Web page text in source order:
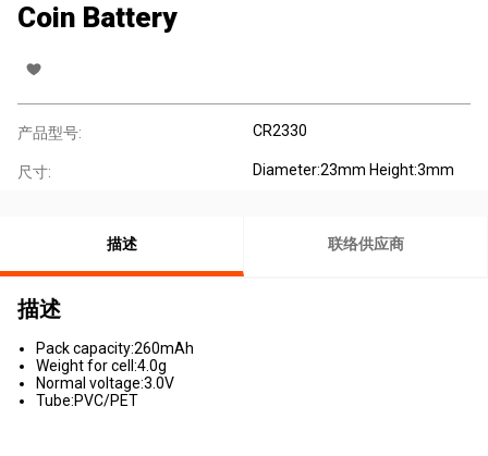
Coin Battery
产品型号: CR2330
尺寸: Diameter:23mm Height:3mm
描述 联络供应商
描述
Pack capacity:260mAh
Weight for cell:4.0g
Normal voltage:3.0V
Tube:PVC/PET